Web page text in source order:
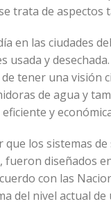
trata de aspectos
en las ciudades
y
tener una visión
de agua y
y
los sistemas
fueron diseñados
con las
del nivel actual